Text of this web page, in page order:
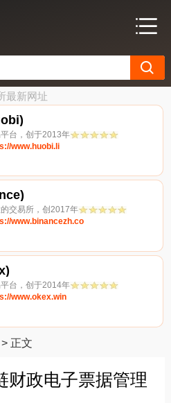
最新网址
台，创于2013年
www.huobi.li
交易所，创2017年
www.binancezh.co
台，创于2014年
www.okex.win
> 正文
财政电子票据管理